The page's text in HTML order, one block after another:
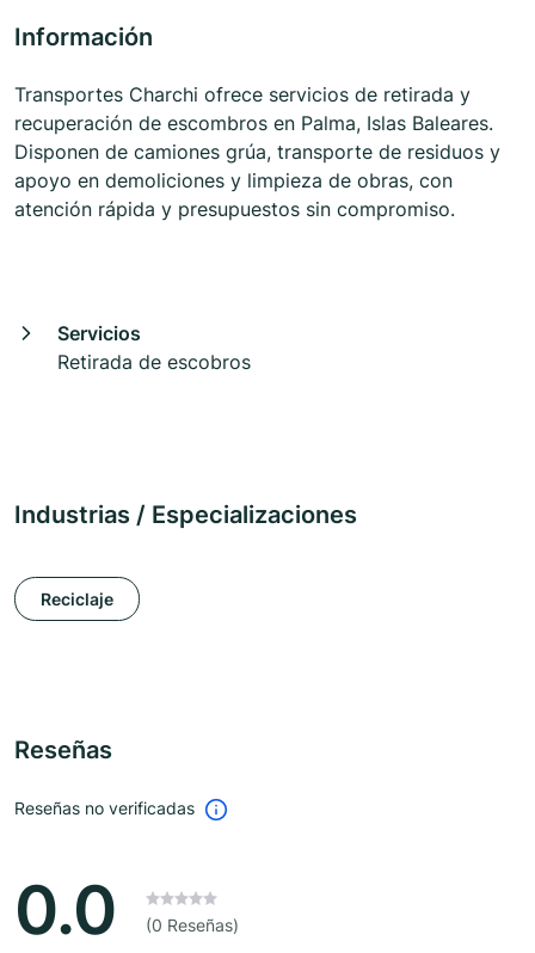
Información
Transportes Charchi ofrece servicios de retirada y
recuperación de escombros en Palma, Islas Baleares.
Disponen de camiones grúa, transporte de residuos y
apoyo en demoliciones y limpieza de obras, con
atención rápida y presupuestos sin compromiso.
Servicios
Retirada de escobros
Industrias / Especializaciones
Reciclaje
Reseñas
Reseñas no verificadas
0.0 (0 Reseñas)